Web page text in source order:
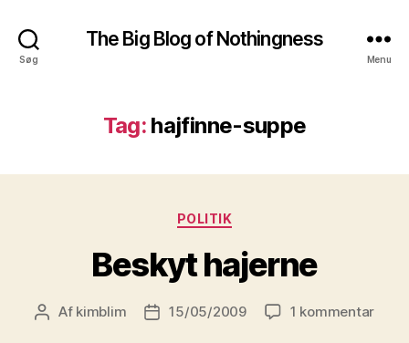
Søg
The Big Blog of Nothingness
Menu
Tag: hajfinne-suppe
Kategorier
POLITIK
Beskyt hajerne
Indlægsforfatter
Af kimblim Indlægsdato
15/05/2009 1 kommentartil